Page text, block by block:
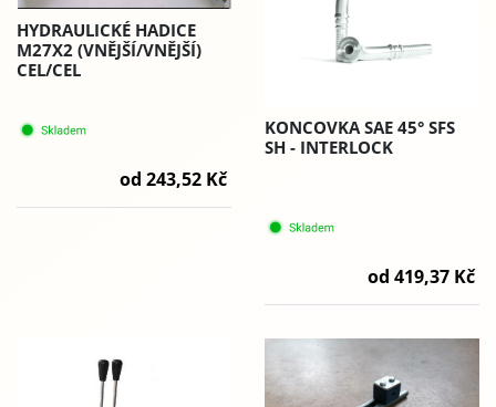
HYDRAULICKÉ HADICE
M27X2 (VNĚJŠÍ/VNĚJŠÍ)
CEL/CEL
od 243,52 Kč
KONCOVKA SAE 45° SFS
SH - INTERLOCK
od 419,37 Kč